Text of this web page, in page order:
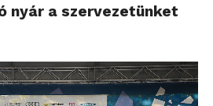
nyár a szervezetünket